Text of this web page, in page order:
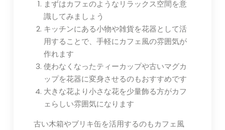
まずはカフェのようなリラックス空間を意
識してみましょう
キッチンにある小物や雑貨を花器として活
用することで、手軽にカフェ風の雰囲気が
作れます
使わなくなったティーカップや古いマグカ
ップを花器に変身させるのもおすすめです
大きな花より小さな花を少量飾る方がカフ
ェらしい雰囲気になります
古い木箱やブリキ缶を活用するのもカフェ風